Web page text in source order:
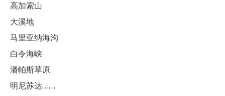
高加索山
大溪地
马里亚纳海沟
白令海峡
潘帕斯草原
明尼苏达……